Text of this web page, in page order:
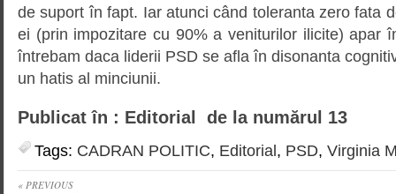
de suport în fapt. Iar atunci când toleranta zero fata
ei (prin impozitare cu 90% a veniturilor ilicite) apar
întrebam daca liderii PSD se afla în disonanta
un hatis al minciunii.
Publicat în : Editorial de la numărul 13
Tags: CADRAN POLITIC, Editorial, PSD, Virginia
« PREVIOUS